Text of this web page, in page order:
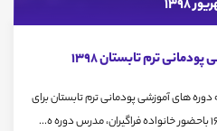
ترم تابستان 1398
اختتامیه دوره های آموزشی پودمانی ترم تابستان برای